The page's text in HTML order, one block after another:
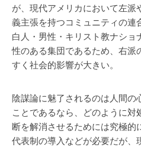
が、現代アメリカにおいて左派
義主張を持つコミュニティの連
白人・男性・キリスト教ナショ
性のある集団であるため、右派
すく社会的影響が大きい。
陰謀論に魅了されるのは人間の
ことであるなら、どのように対
断を解消させるためには究極的
代表制の導入などが必要だが、